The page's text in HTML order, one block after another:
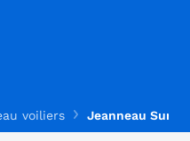
voiliers Jeanneau Sun